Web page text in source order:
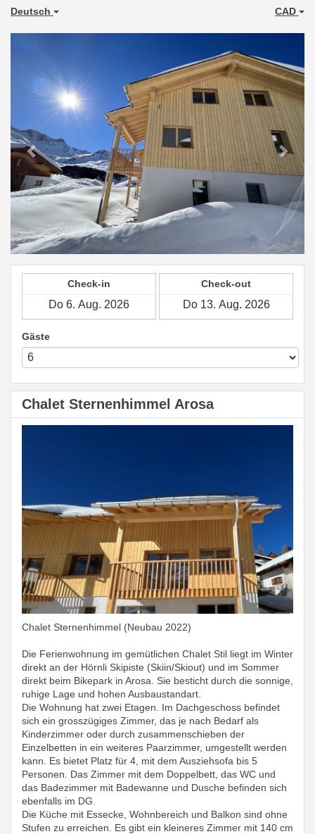
Deutsch CAD
Check-in Check-out
Gäste
Chalet Sternenhimmel Arosa
Chalet Sternenhimmel (Neubau 2022)
Die Ferienwohnung im gemütlichen Chalet Stil liegt im Winter
direkt an der Hörnli Skipiste (Skiin/Skiout) und im Sommer
direkt beim Bikepark in Arosa. Sie besticht durch die sonnige,
ruhige Lage und hohen Ausbaustandart.
Die Wohnung hat zwei Etagen. Im Dachgeschoss befindet
sich ein grosszügiges Zimmer, das je nach Bedarf als
Kinderzimmer oder durch zusammenschieben der
Einzelbetten in ein weiteres Paarzimmer, umgestellt werden
kann. Es bietet Platz für 4, mit dem Ausziehsofa bis 5
Personen. Das Zimmer mit dem Doppelbett, das WC und
das Badezimmer mit Badewanne und Dusche befinden sich
ebenfalls im DG.
Die Küche mit Essecke, Wohnbereich und Balkon sind ohne
Stufen zu erreichen. Es gibt ein kleineres Zimmer mit 140 cm